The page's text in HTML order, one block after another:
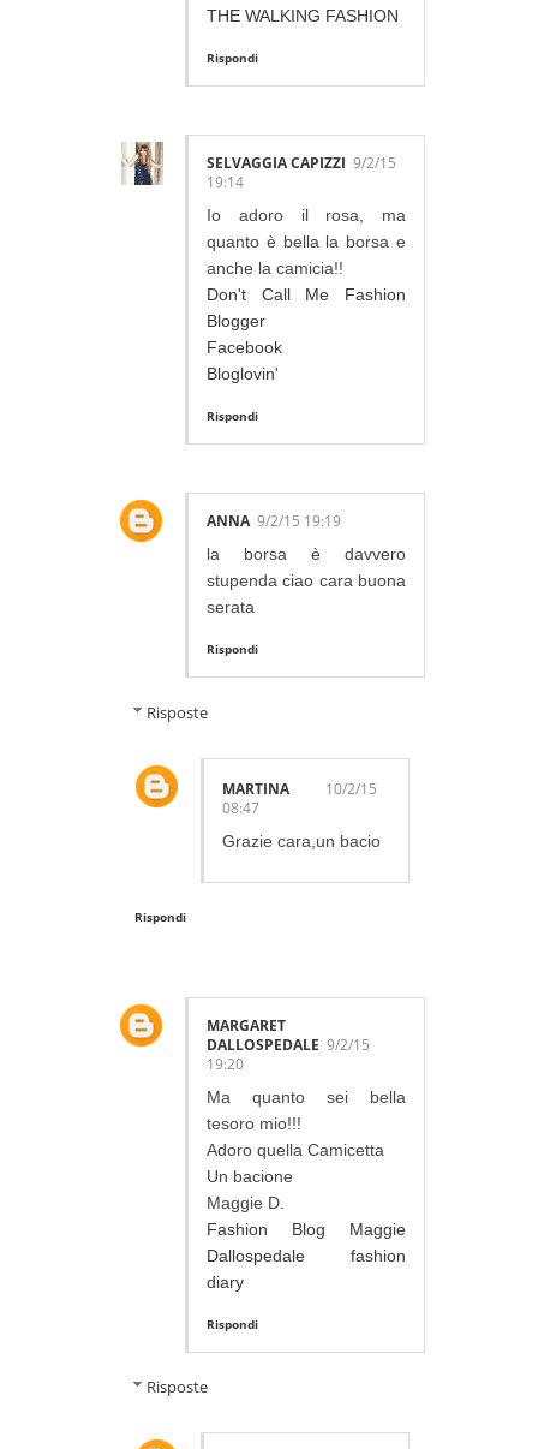
THE WALKING FASHION
Rispondi
SELVAGGIA CAPIZZI 9/2/15
19:14
Io adoro il rosa, ma
quanto è bella la borsa e
anche la camicia!!
Don't Call Me Fashion
Blogger
Facebook
Bloglovin'
Rispondi
ANNA 9/2/15 19:19
la borsa è davvero
stupenda ciao cara buona
serata
Rispondi
Risposte
MARTINA
10/2/15
08:47
Grazie cara,un bacio
Rispondi
MARGARET
DALLOSPEDALE 9/2/15
19:20
Ma quanto sei bella
tesoro mio!!!
Adoro quella Camicetta
Un bacione
Maggie D.
Fashion Blog Maggie
Dallospedale fashion
diary
Rispondi
Risposte